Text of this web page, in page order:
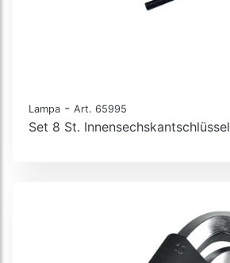
Lampa - Art. 65995
Set 8 St. Innensechskantschlüssel